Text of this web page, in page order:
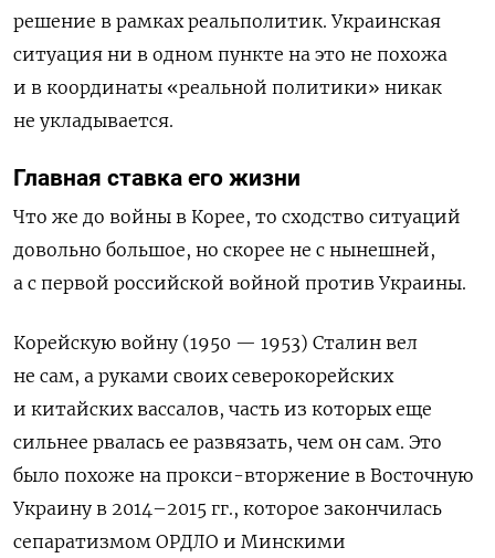
решение в рамках реальполитик. Украинская
ситуация ни в одном пункте на это не похожа
и в координаты «реальной политики» никак
не укладывается.
Главная ставка его жизни
Что же до войны в Корее, то сходство ситуаций
довольно большое, но скорее не с нынешней,
а с первой российской войной против Украины.
Корейскую войну (1950 — 1953) Сталин вел
не сам, а руками своих северокорейских
и китайских вассалов, часть из которых еще
сильнее рвалась ее развязать, чем он сам. Это
было похоже на прокси-вторжение в Восточную
Украину в 2014–2015 гг., которое закончилась
сепаратизмом ОРДЛО и Минскими